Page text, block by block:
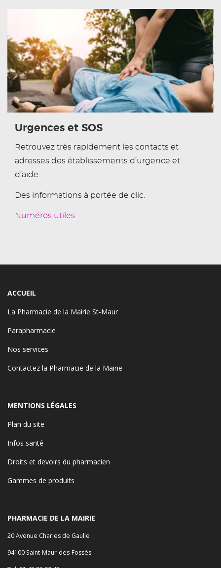
Urgences et SOS
Retrouvez très rapidement les contacts et
adresses des établissements d’urgence et
d’aide.
Des informations à portée de clic.
Numéros utiles
ACCUEIL
La Pharmacie de la Mairie St-Maur
Parapharmacie
Nos services
Contactez la Pharmacie de la Mairie
MENTIONS LÉGALES
Plan du site
Infos santé
Droits et devoirs du pharmacien
Gammes de produits
PHARMACIE DE LA MAIRIE
20 Avenue Charles de Gaulle
94100 Saint-Maur-des-Fossés